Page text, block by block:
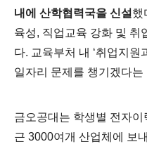
내에 산학협력국을 신설 했
육성, 직업교육 강화 및 취
다. 교육부처 내 ‘취업지원
일자리 문제를 챙기겠다는
금오공대는 학생별 전자
근 3000여개 산업체에 보